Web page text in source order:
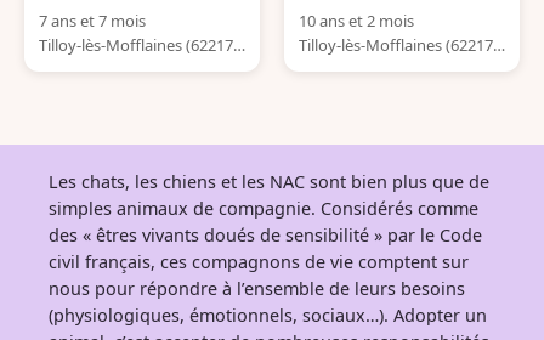
7 ans et 7 mois
Tilloy-lès-Mofflaines (62217)
France
10 ans et 2 mois
Tilloy-lès-Mofflaines (62217)
France
Les chats, les chiens et les NAC sont bien plus que de
simples animaux de compagnie. Considérés comme
des « êtres vivants doués de sensibilité » par le Code
civil français, ces compagnons de vie comptent sur
nous pour répondre à l’ensemble de leurs besoins
(physiologiques, émotionnels, sociaux…). Adopter un